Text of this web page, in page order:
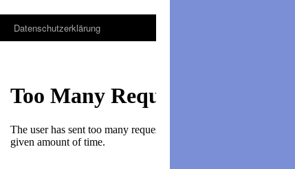
Datenschutzerklärung